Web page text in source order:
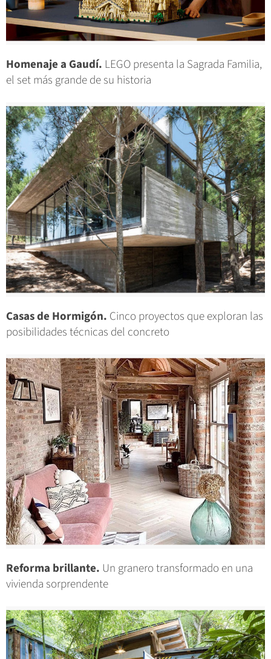
Homenaje a Gaudí. LEGO presenta la Sagrada Familia,
el set más grande de su historia
Casas de Hormigón. Cinco proyectos que exploran las
posibilidades técnicas del concreto
Reforma brillante. Un granero transformado en una
vivienda sorprendente